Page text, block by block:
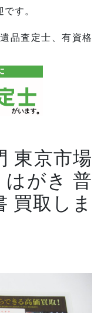
す。
品査定士、有資格
東京市場
はがき 普
買取しま